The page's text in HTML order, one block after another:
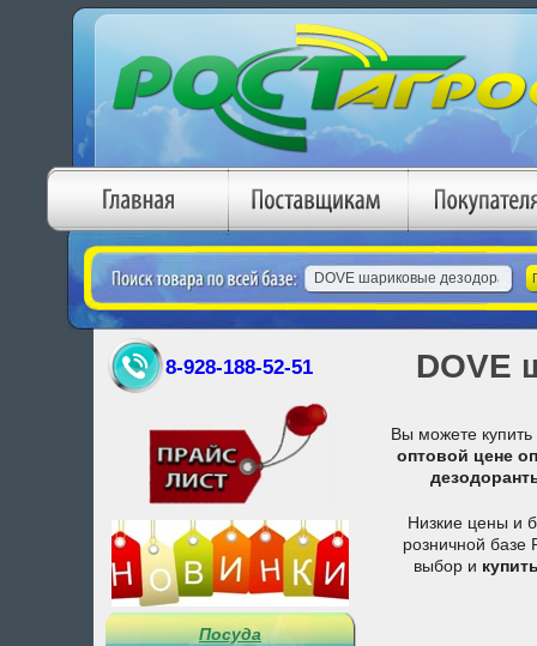
8-928-188-52-51
Посуда
DOVE
Вы можете купить
оптовой цене
Низкие цены и
розничной базе
выбор и